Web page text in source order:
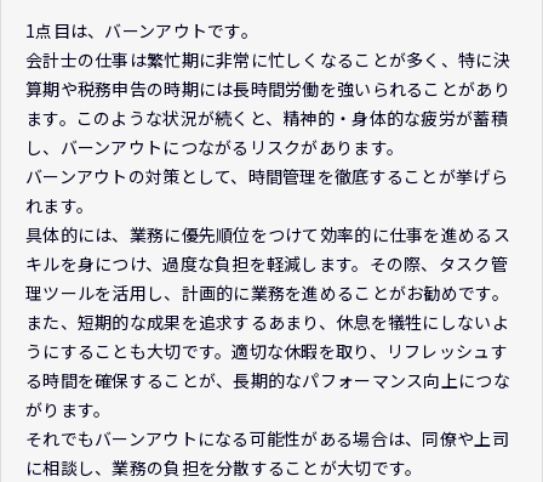
1点目は、バーンアウトです。
会計士の仕事は繁忙期に非常に忙しくなることが多く、特に決
算期や税務申告の時期には長時間労働を強いられることがあり
ます。このような状況が続くと、精神的・身体的な疲労が蓄積
し、バーンアウトにつながるリスクがあります。
バーンアウトの対策として、時間管理を徹底することが挙げら
れます。
具体的には、業務に優先順位をつけて効率的に仕事を進めるス
キルを身につけ、過度な負担を軽減します。その際、タスク管
理ツールを活用し、計画的に業務を進めることがお勧めです。
また、短期的な成果を追求するあまり、休息を犠牲にしないよ
うにすることも大切です。適切な休暇を取り、リフレッシュす
る時間を確保することが、長期的なパフォーマンス向上につな
がります。
それでもバーンアウトになる可能性がある場合は、同僚や上司
に相談し、業務の負担を分散することが大切です。